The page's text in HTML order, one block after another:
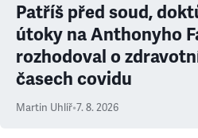
Patříš před soud,
útoky na Anthonyho
rozhodoval o
časech covidu
Martin Uhlíř•7. 8. 2026